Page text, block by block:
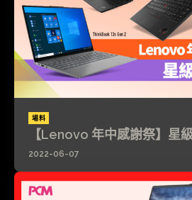
場料
【Lenovo 年中感謝祭】星
2022-06-07